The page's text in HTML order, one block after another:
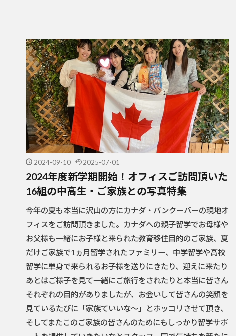
2024-09-10 2025-07-01
2024年度新学期開始！オフィスご訪問頂いた
16組の中高生・ご家族との写真特集
今年の夏も本当に沢山の方にカナダ・バンクーバーの現地オ
フィスをご訪問頂きました。カナダへの親子留学でお母様や
お父様も一緒にお子様と来られた教育移住目的のご家族、夏
だけご家族で1ヵ月留学されたファミリー、中学留学や高校
留学に単身で来られるお子様を送りにきたり、迎えに来たり
あとはご様子を見て一緒にご旅行をされたりと本当に皆さん
それぞれの目的がありましたが、お会いして皆さんの笑顔を
見ているたびに「家族ていいな～」とホッコリさせて頂き、
そしてまたこのご家族の皆さんのためにもしっかり留学サポ